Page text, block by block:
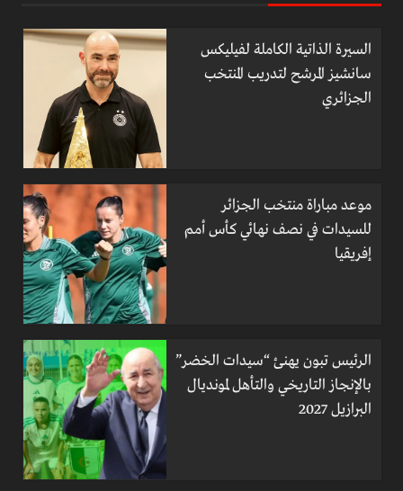
السيرة الذاتية الكاملة لفيليكس
سانشيز المرشح لتدريب المنتخب
الجزائري
موعد مباراة منتخب الجزائر
للسيدات في نصف نهائي كأس أمم
إفريقيا
الرئيس تبون يهنئ “سيدات الخضر”
بالإنجاز التاريخي والتأهل لمونديال
البرازيل 2027